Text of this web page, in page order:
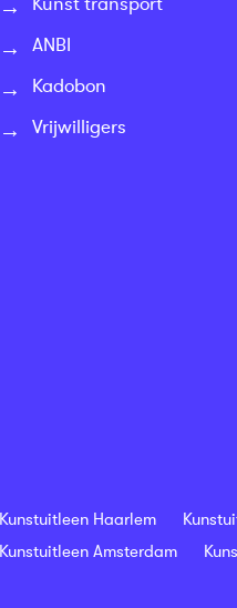
ANBI
Kadobon
Vrijwilligers
Kunstuitleen Haarlem
Kunstuitleen Amsterdam